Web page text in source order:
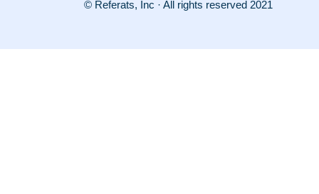
© Referats, Inc · All rights reserved 2021